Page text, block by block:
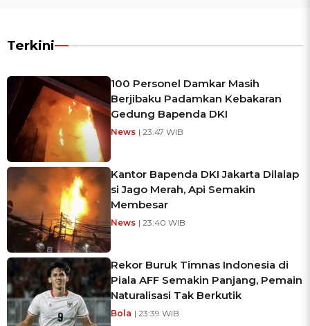
Terkini
100 Personel Damkar Masih
Berjibaku Padamkan Kebakaran
Gedung Bapenda DKI
News | 23:47 WIB
Kantor Bapenda DKI Jakarta Dilalap
si Jago Merah, Api Semakin
Membesar
News | 23:40 WIB
Rekor Buruk Timnas Indonesia di
Piala AFF Semakin Panjang, Pemain
Naturalisasi Tak Berkutik
Bola | 23:39 WIB